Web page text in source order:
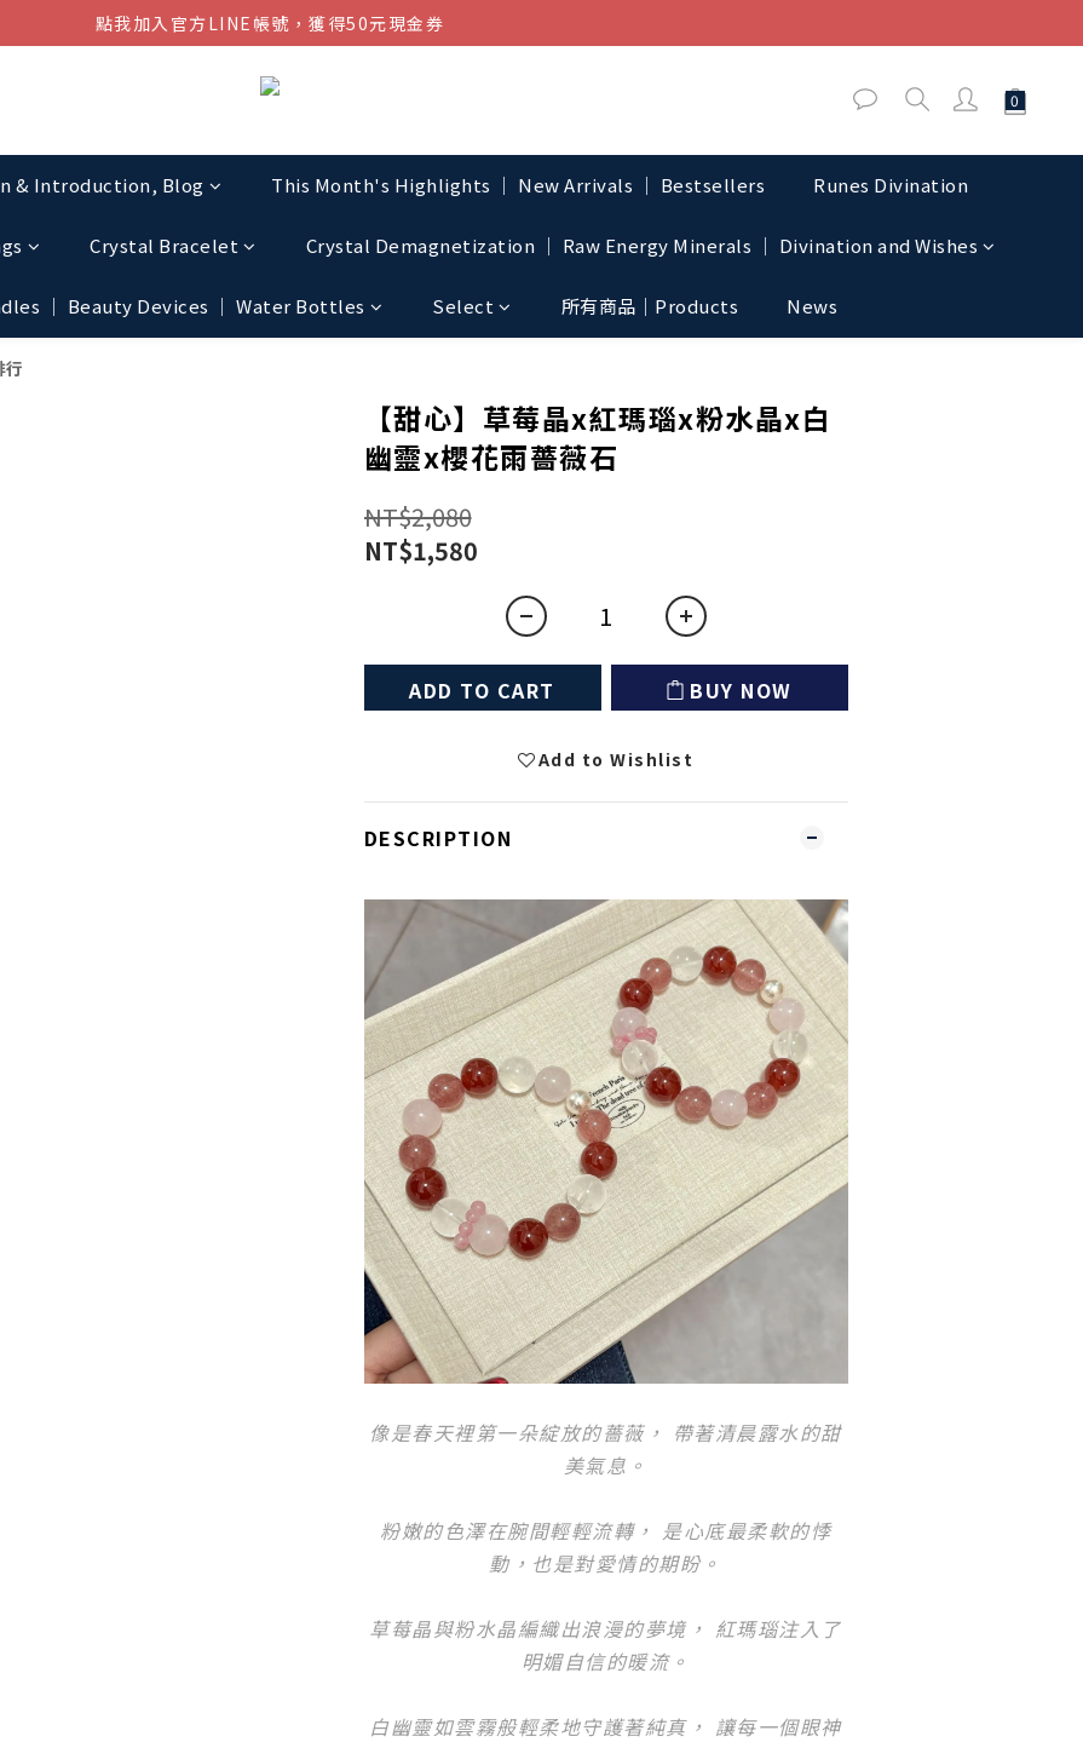
結帳金額滿$1080超取免運
點我加入官方LINE帳號，獲得50元現金券
& Introduction, Blog This Month's Highlights │ New Arrivals │ Bestsellers Runes Divination
Crystal Bracelet Crystal Demagnetization │ Raw Energy Minerals │ Divination and Wishes
│ Beauty Devices │ Water Bottles Select 所有商品｜Products News
行
【甜心】草莓晶x紅瑪瑙x粉水晶x白
幽靈x櫻花雨薔薇石
NT$2,080
NT$1,580
ADD TO CART BUY NOW
Add to Wishlist
DESCRIPTION
像是春天裡第一朵綻放的薔薇， 帶著清晨露水的甜
美氣息。
粉嫩的色澤在腕間輕輕流轉， 是心底最柔軟的悸
動，也是對愛情的期盼。
草莓晶與粉水晶編織出浪漫的夢境， 紅瑪瑙注入了
明媚自信的暖流。
白幽靈如雲霧般輕柔地守護著純真， 讓每一個眼神